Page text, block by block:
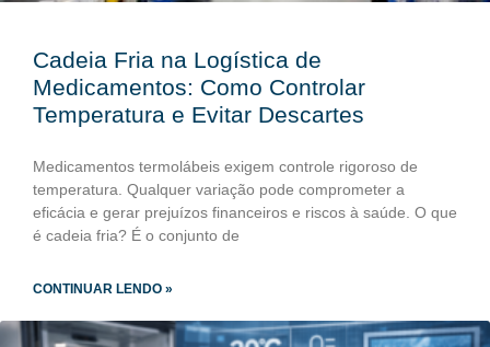
Cadeia Fria na Logística de
Medicamentos: Como Controlar
Temperatura e Evitar Descartes
Medicamentos termolábeis exigem controle rigoroso de
temperatura. Qualquer variação pode comprometer a
eficácia e gerar prejuízos financeiros e riscos à saúde. O que
é cadeia fria? É o conjunto de
CONTINUAR LENDO »